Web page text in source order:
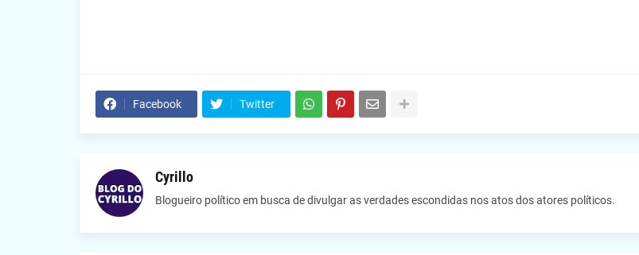
Facebook Twitter
Cyrillo
Blogueiro político em busca de divulgar as verdades escondidas nos atos dos atores políticos.